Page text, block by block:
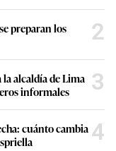
preparan los
2
alcaldía de Lima
informales
3
cuánto cambia 4